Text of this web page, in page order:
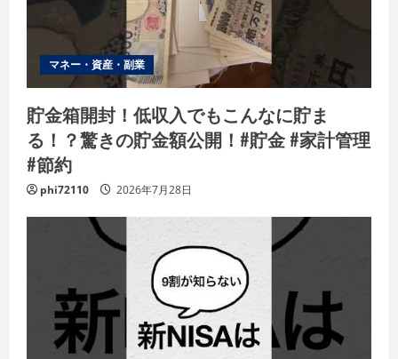
マネー・資産・副業
貯金箱開封！低収入でもこんなに貯ま
る！？驚きの貯金額公開！#貯金 #家計管理
#節約
phi72110 2026年7月28日